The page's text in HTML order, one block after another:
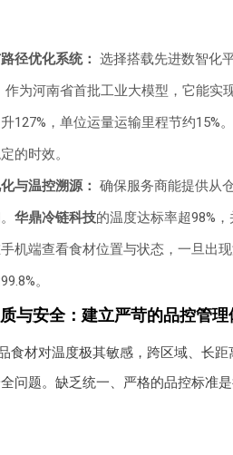
径优化系统： 选择搭载先进数智化
作为河南省首批工业大模型，它能实
127%，单位运量运输里程节约15%
的时效。
与温控溯源： 确保服务商能提供从
华鼎冷链科技的温度达标率超98%
机端查看食材位置与状态，一旦出
。
与安全：建立严苛的品控管理
食材对温度极其敏感，跨区域、长
问题。缺乏统一、严格的品控标准是